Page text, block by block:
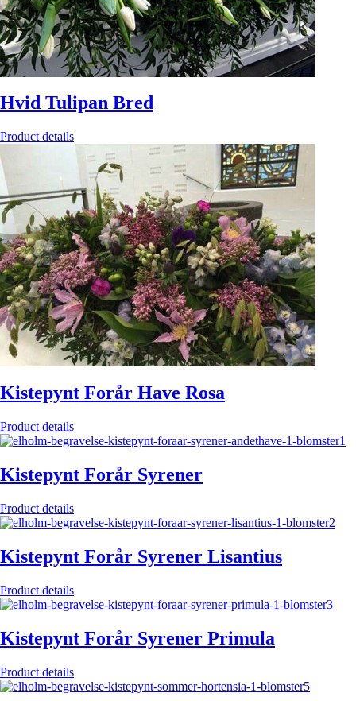
Hvid Tulipan Bred
Product details
Kistepynt Forår Have Rosa
Product details
Kistepynt Forår Syrener
Product details
Kistepynt Forår Syrener Lisantius
Product details
Kistepynt Forår Syrener Primula
Product details